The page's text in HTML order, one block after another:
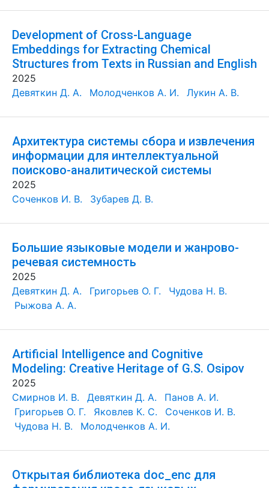
Development of Cross-Language
Embeddings for Extracting Chemical
Structures from Texts in Russian and English
2025
Девяткин Д. А.
Молодченков А. И. Лукин А. В.
Архитектура системы сбора и извлечения
информации для интеллектуальной
поисково-аналитической системы
2025
Соченков И. В.
Зубарев Д. В.
Большие языковые модели и жанрово-
речевая системность
2025
Девяткин Д. А.
Григорьев О. Г.
Чудова Н. В.
Рыжова А. А.
Artificial Intelligence and Cognitive
Modeling: Creative Heritage of G.S. Osipov
2025
Смирнов И. В.
Девяткин Д. А.
Панов А. И.
Григорьев О. Г.
Яковлев К. С.
Соченков И. В.
Чудова Н. В.
Молодченков А. И.
Открытая библиотека doc_enc для